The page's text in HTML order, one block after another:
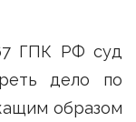
ГПК РФ суд
дело по
образом